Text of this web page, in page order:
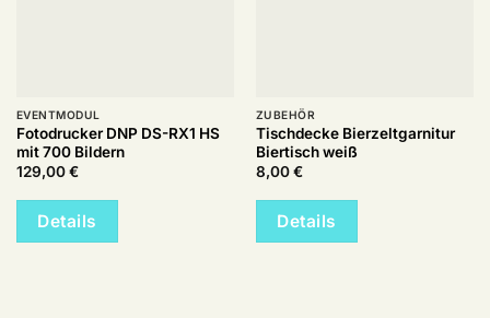
EVENTMODUL
Fotodrucker DNP DS-RX1 HS
mit 700 Bildern
129,00€
Details
ZUBEHÖR
Tischdecke Bierzeltgarnitur
Biertisch weiß
8,00€
Details